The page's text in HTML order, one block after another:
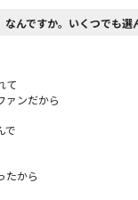
んですか。いくつでも選
て
ァンだから
で
たから